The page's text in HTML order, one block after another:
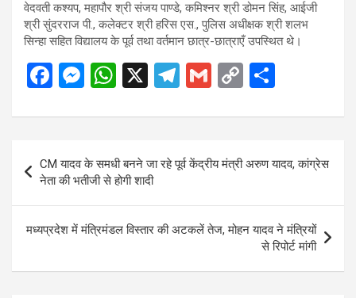
वेदवती कश्यप, महापौर श्री संजय पाण्डे, कमिश्नर श्री डोमन सिंह, आईजी
श्री सुंदरराज पी., कलेक्टर श्री हरिस एस., पुलिस अधीक्षक श्री शलभ
सिन्हा सहित विद्यालय के पूर्व तथा वर्तमान छात्र-छात्राएँ उपस्थित थे।
F
ce
b
o
o
k
M
se
n
g
er
W
at
s
A
p
p
X
T
e
gr
a
m
G
ail
C
py
n
k
ar
navigation
CM यादव के समधी बनने जा रहे पूर्व केंद्रीय मंत्री अरुण यादव, कांग्रेस
नेता की भतीजी से होगी शादी
मध्यप्रदेश में मंत्रिमंडल विस्तार की अटकलें तेज, मोहन यादव ने मंत्रियों
से रिपोर्ट मांगी